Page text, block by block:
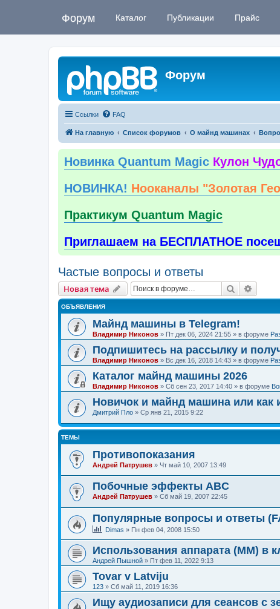
Форум Каталог Публикации Прайс
Форум
Ссылки FAQ
На главную Список форумов О майнд машинах
Новинка Quantum Magic Кулон
НОВИНКА! Нооканалы "Золотая
Практикум Quantum Magic
Приглашаем на БЕСПЛАТНОЕ
Частые вопросы и ответы
Новая тема Поиск
ОБЪЯВЛЕНИЯ
Майнд машины в Telegram!
Владимир Никонов » Пт дек 06, 2024 21:55 » в форуме
Подпишитесь на рассылку и
Владимир Никонов » Вс дек 16, 2018 14:43 » в форуме
Каталог майнд машины 2026
Владимир Никонов » Сб сен 23, 2017 14:40 » в форуме
Новичок и майнд машина или как
Дмитрий Пло » Ср янв 21, 2015 9:22
ТЕМЫ
Противопоказания
Андрей Патрушев » Чт май 10, 2007 13:49
Побочные эффекты ABC
Андрей Патрушев » Сб май 19, 2007 22:45
Популярные вопросы и ответы
Dimas » Пн фев 04, 2008 15:50
Использования аппарата (ММ) в
Андрей Пышной » Пт фев 11, 2022 9:13
Tovar v Latviju
123 » Сб май 11, 2019 16:36
Ищу аудиозаписи для сеансов с